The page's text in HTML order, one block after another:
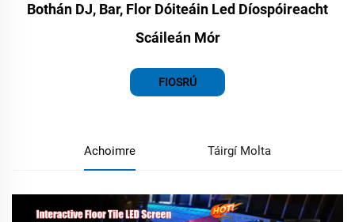
Bothán DJ, Bar, Flor Dóiteáin Led Díospóireacht
Scáileán Mór
FIOSRÚ
Achoimre Táirgí Molta